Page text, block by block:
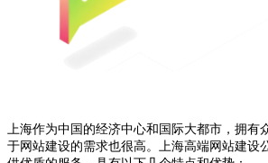
上海作为中国的经济中心和国际大都市，拥有
于网站建设的需求也很高。上海高端网站建设